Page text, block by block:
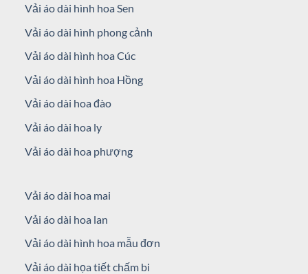
Vải áo dài hình hoa Sen
Vải áo dài hình phong cảnh
Vải áo dài hình hoa Cúc
Vải áo dài hình hoa Hồng
Vải áo dài hoa đào
Vải áo dài hoa ly
Vải áo dài hoa phượng
Vải áo dài hoa mai
Vải áo dài hoa lan
Vải áo dài hình hoa mẫu đơn
Vải áo dài họa tiết chấm bi